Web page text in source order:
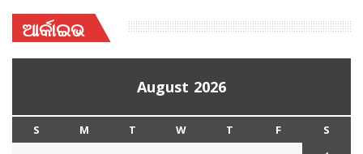
ଆର୍କାଇଭ
August 2026
S M T W T F
S